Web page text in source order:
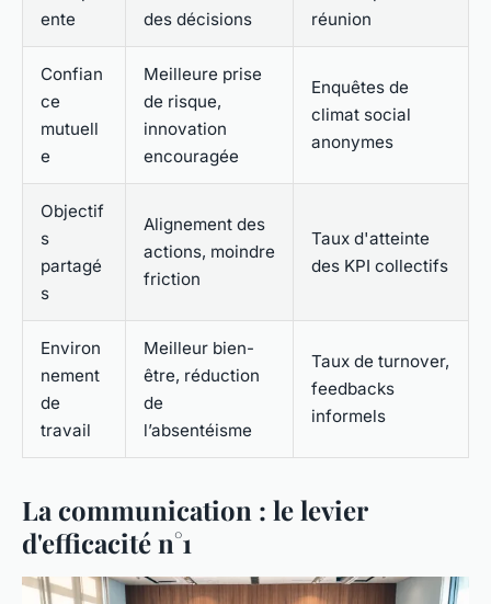
ente
des décisions
réunion
Confian
ce
mutuell
e
Meilleure prise
de risque,
innovation
encouragée
Enquêtes de
climat social
anonymes
Objectif
s
partagé
s
Alignement des
actions, moindre
friction
Taux d'atteinte
des KPI collectifs
Environ
nement
de
travail
Meilleur bien-
être, réduction
de
l’absentéisme
Taux de turnover,
feedbacks
informels
La communication : le levier
d'efficacité n°1